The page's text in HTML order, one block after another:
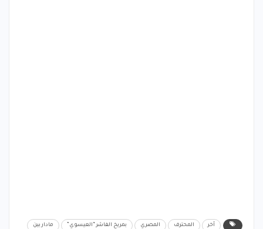
آخر المحترف المصري بمريخ الفاشر “العيسوي” مادار بين